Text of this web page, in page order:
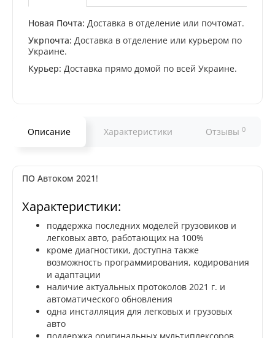
Новая Почта: Доставка в отделение или почтомат.
Укрпочта: Доставка в отделение или курьером по
Украине.
Курьер: Доставка прямо домой по всей Украине.
Описание Характеристики Отзывы 0
ПО Автоком 2021!
Характеристики:
поддержка последних моделей грузовиков и
легковых авто, работающих на 100%
кроме диагностики, доступна также
возможность программирования, кодирования
и адаптации
наличие актуальных протоколов 2021 г. и
автоматического обновления
одна инсталляция для легковых и грузовых
авто